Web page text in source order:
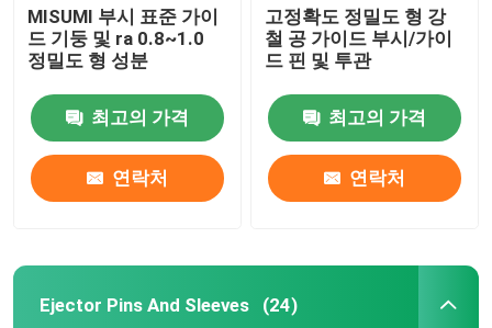
MISUMI 부시 표준 가이
드 기둥 및 ra 0.8~1.0
정밀도 형 성분
최고의 가격
연락처
고정확도 정밀도 형 강
철 공 가이드 부시/가이
드 핀 및 투관
최고의 가격
연락처
Ejector Pins And Sleeves (24)